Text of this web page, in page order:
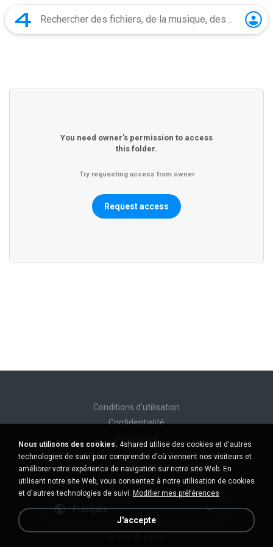
You need owner's permission to access
this folder.
Try requesting access from owner
Request access
Conditions d'utilisation
Confidentialité
Ne vendez pas mes informations personnelles
Ne pas partager mes informations personnelles
Français
Nous utilisons des cookies. 4shared utilise des cookies et d'autres
technologies de suivi pour comprendre d'où viennent nos visiteurs et
améliorer votre expérience de navigation sur notre site Web. En
utilisant notre site Web, vous consentez à notre utilisation de cookies
et d'autres technologies de suivi. Modifier mes préférences
J'accepte